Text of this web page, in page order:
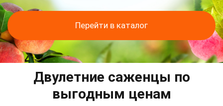
Перейти в каталог
Двулетние саженцы по
выгодным ценам